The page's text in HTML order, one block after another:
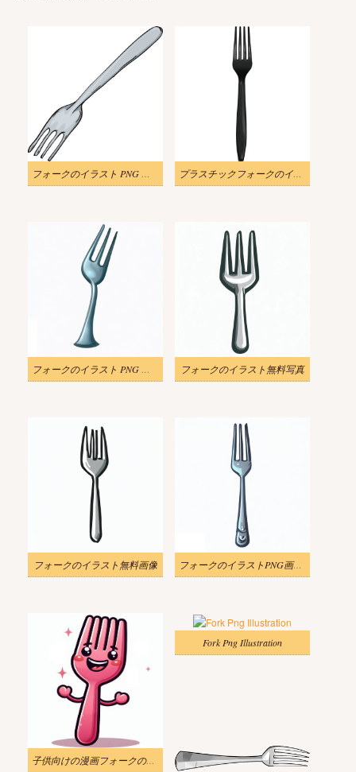
フォークのイラスト PNG イメージ 2 プラスチックフォークのイラスト
フォークのイラスト PNG イメージ 3 フォークのイラスト無料写真
フォークのイラスト無料画像 フォークのイラストPNG画像 2
子供向けの漫画フォークのイラスト
Fork Png Illustration